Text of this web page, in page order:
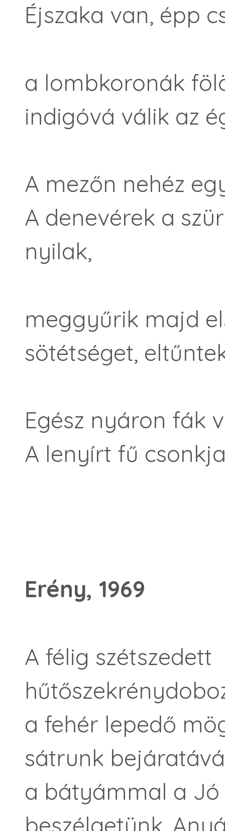
Éjszaka van, épp
a lombkoronák
indigóvá válik az
A mezőn nehéz
A denevérek a
nyilak,
meggyűrik majd
sötétséget,
Egész nyáron fák
A lenyírt fű
Erény, 1969
A félig szétszedett
a fehér lepedő
sátrunk
a bátyámmal a
beszélgetünk.